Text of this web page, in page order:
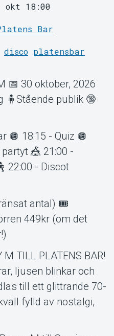
18:00
Bar
disco platensbar
📅 30 oktober, 2026
🧍Stående publik 🔞
🪩 18:15 - Quiz 🪩
🎪 21:00 -
22:00 - Discot
antal) 🎟️
449kr (om det
M TILL PLATENS BAR!
ljusen blinkar och
till ett glittrande 70-
fylld av nostalgi,